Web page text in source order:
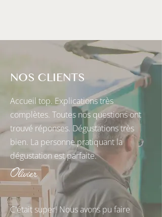
NOS CLIENTS
Accueil top. Explications très
complètes. Toutes nos questions ont
trouvé réponses. Dégustations très
bien. La personne pratiquant la
dégustation est parfaite.
Olivier
C'était super! Nous avons pu faire